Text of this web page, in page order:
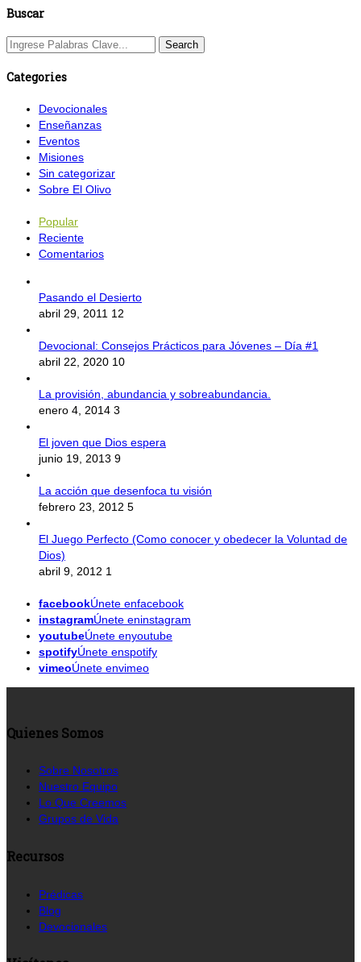
Buscar
Categories
Devocionales
Enseñanzas
Eventos
Misiones
Sin categorizar
Sobre El Olivo
Popular
Reciente
Comentarios
Pasando el Desierto
abril 29, 2011 12
Devocional: Consejos Prácticos para Jóvenes – Día #1
abril 22, 2020 10
La provisión, abundancia y sobreabundancia.
enero 4, 2014 3
El joven que Dios espera
junio 19, 2013 9
La acción que desenfoca tu visión
febrero 23, 2012 5
El Juego Perfecto (Como conocer y obedecer la Voluntad de
Dios)
abril 9, 2012 1
facebookÚnete enfacebook
instagramÚnete eninstagram
youtubeÚnete enyoutube
spotifyÚnete enspotify
vimeoÚnete envimeo
Quienes Somos
Sobre Nosotros
Nuestro Equipo
Lo Que Creemos
Grupos de Vida
Recursos
Prédicas
Blog
Devocionales